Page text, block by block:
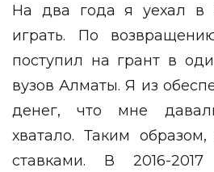
На два года я уехал в
играть. По
поступил на грант в
вузов Алматы. Я из
денег, что мне
хватало. Таким
ставками. В 2016-